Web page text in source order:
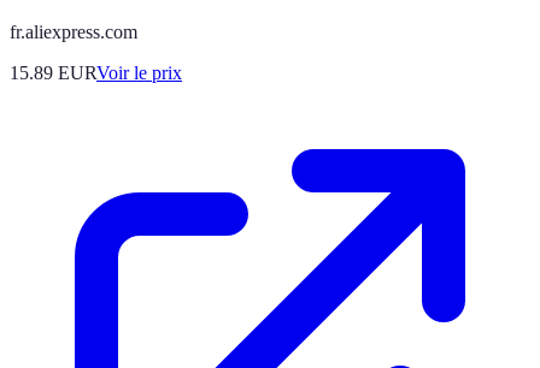
fr.aliexpress.com
15.89 EURVoir le prix